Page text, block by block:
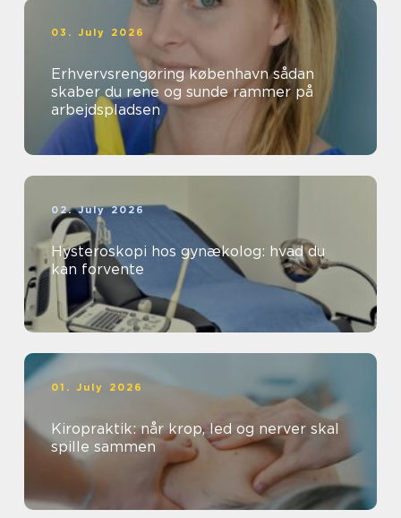
03. July 2026
Erhvervsrengøring københavn sådan
skaber du rene og sunde rammer på
arbejdspladsen
02. July 2026
Hysteroskopi hos gynækolog: hvad du
kan forvente
01. July 2026
Kiropraktik: når krop, led og nerver skal
spille sammen